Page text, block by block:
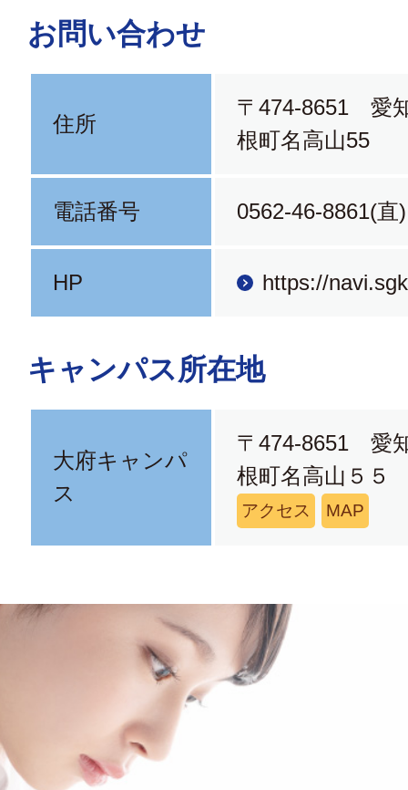
お問い合わせ
住所
〒474-8651 愛
根町名高山55
電話番号 0562-46-8861(直)
HP https://
キャンパス所在地
大府キャンパ
ス
〒474-8651 愛
根町名高山５５
アクセス MAP